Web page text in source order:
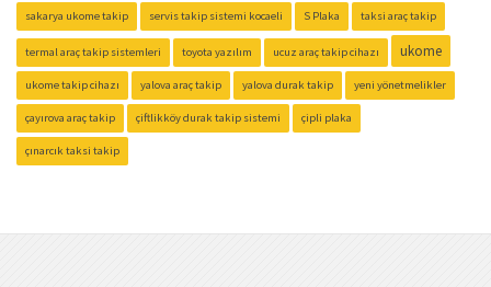
sakarya ukome takip servis takip sistemi kocaeli S Plaka taksi araç takip
termal araç takip sistemleri toyota yazılım ucuz araç takip cihazı ukome
ukome takip cihazı yalova araç takip yalova durak takip yeni yönetmelikler
çayırova araç takip çiftlikköy durak takip sistemi çipli plaka
çınarcık taksi takip